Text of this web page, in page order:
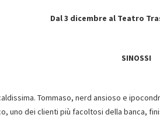
Dal 3 dicembre al Teatro
SINOSSI
Tommaso, nerd ansioso e
uno dei clienti più facoltosi della banca,